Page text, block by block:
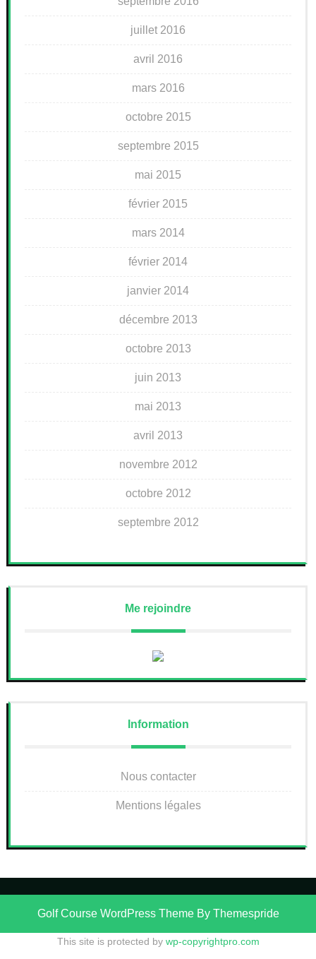
juillet 2016
avril 2016
mars 2016
octobre 2015
septembre 2015
mai 2015
février 2015
mars 2014
février 2014
janvier 2014
décembre 2013
octobre 2013
juin 2013
mai 2013
avril 2013
novembre 2012
octobre 2012
septembre 2012
Me rejoindre
Information
Nous contacter
Mentions légales
Golf Course WordPress ThemeBy Themespride
This site is protected by wp-copyrightpro.com